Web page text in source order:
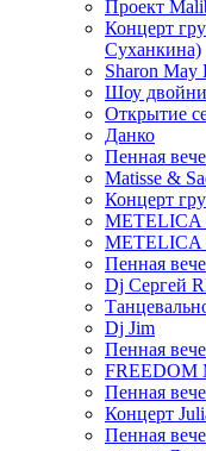
Проект
Концерт
Суханкина)
Sharon May
Шоу
Открытие
Данко
Пенная
Matisse &
Концерт
METELICA
METELICA
Пенная
Dj Сергей
Dj Jim
Пенная
FREEDOM
Пенная
Концерт
Пенная